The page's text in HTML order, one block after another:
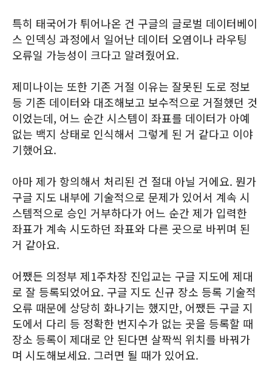
특히 태국어가 튀어나온 건 구글의 글로벌 데이터베이
스 인덱싱 과정에서 일어난 데이터 오염이나 라우팅
오류일 가능성이 크다고 알려줬어요.
제미나이는 또한 기존 거절 이유는 잘못된 도로 정보
등 기존 데이터와 대조해보고 보수적으로 거절했던 것
이었는데, 어느 순간 시스템이 좌표를 데이터가 아예
없는 백지 상태로 인식해서 그렇게 된 거 같다고 이야
기했어요.
아마 제가 항의해서 처리된 건 절대 아닐 거에요. 뭔가
구글 지도 내부에 기술적으로 문제가 있어서 계속 시
스템적으로 승인 거부하다가 어느 순간 제가 입력한
좌표가 계속 시도하던 좌표와 다른 곳으로 바뀌며 된
거 같아요.
어쨌든 의정부 제1주차장 진입교는 구글 지도에 제대
로 잘 등록되었어요. 구글 지도 신규 장소 등록 기술적
오류 때문에 상당히 화나기는 했지만, 어쨌든 구글 지
도에서 다리 등 정확한 번지수가 없는 곳을 등록할 때
장소 등록이 제대로 안 된다면 살짝씩 위치를 바꿔가
며 시도해보세요. 그러면 될 때가 있어요.